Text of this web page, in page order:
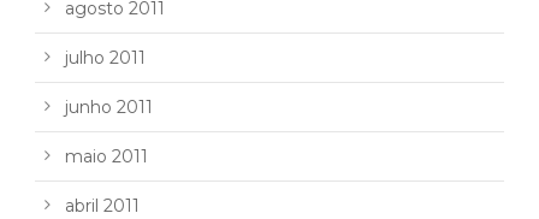
agosto 2011
julho 2011
junho 2011
maio 2011
abril 2011